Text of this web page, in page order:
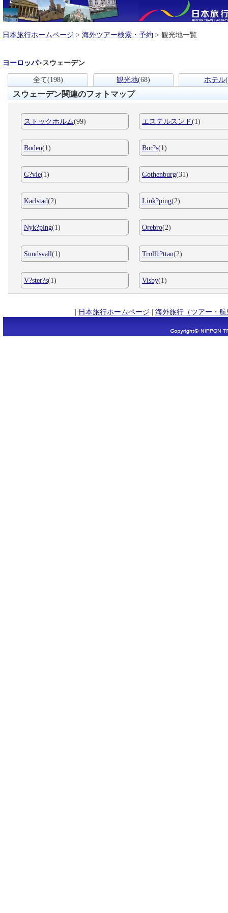
日本旅行ホームページ > 海外ツアー検索・予約 > 観光地一覧
ヨーロッパ>スウェーデン
全て(198) 観光地(68) ホテル
スウェーデン関連のフォトマップ
ストックホルム(99) エステルスンド(1)
Boden(1) Bor?s(1)
G?vle(1) Gothenburg(31)
Karlstad(2) Link?ping(2)
Nyk?ping(1) Orebro(2)
Sundsvall(1) Trollh?ttan(2)
V?ster?s(1) Visby(1)
| 日本旅行ホームページ | 海外旅行（ツアー・航